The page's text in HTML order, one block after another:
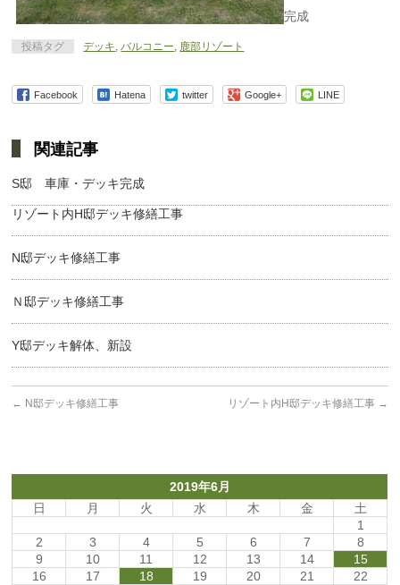
完成
投稿タグ デッキ,バルコニー, 鹿部リゾート
Facebook Hatena twitter Google+ LINE
関連記事
S邸 車庫・デッキ完成
リゾート内H邸デッキ修繕工事
N邸デッキ修繕工事
Ｎ邸デッキ修繕工事
Y邸デッキ解体、新設
← N邸デッキ修繕工事 リゾート内H邸デッキ修繕工事 →
2019年6月
日
月 火 水 木 金
土
1
2
3 4 5 6 7
8
9
10 11 12 13 14
15
16
17 18 19 20 21
22